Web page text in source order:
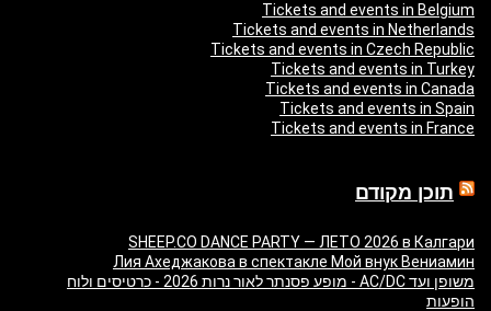
Tickets and events in Belgium
Tickets and events in Netherlands
Tickets and events in Czech Republic
Tickets and events in Turkey
Tickets and events in Canada
Tickets and events in Spain
Tickets and events in France
תוכן מקודם
SHEEP.CO DANCE PARTY — ЛЕТО 2026 в Калгари
Лия Ахеджакова в спектакле Мой внук Вениамин
משופן ועד AC/DC - מופע פסנתר לאור נרות 2026 - כרטיסים ולוח
הופעות